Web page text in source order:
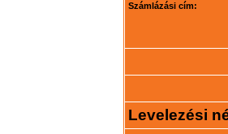
Számlázási cím:
Levelezési